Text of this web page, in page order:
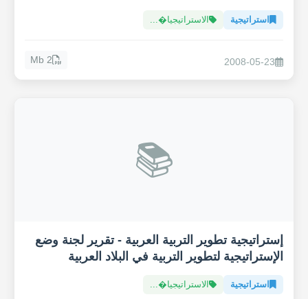
استراتيجية الاستراتيجيا�...
2008-05-23
2 Mb
📚
إستراتيجية تطوير التربية العربية - تقرير لجنة وضع
الإستراتيجية لتطوير التربية في البلاد العربية
استراتيجية الاستراتيجيا�...